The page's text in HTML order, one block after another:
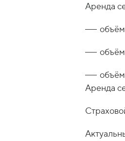
Аренда
Аренда